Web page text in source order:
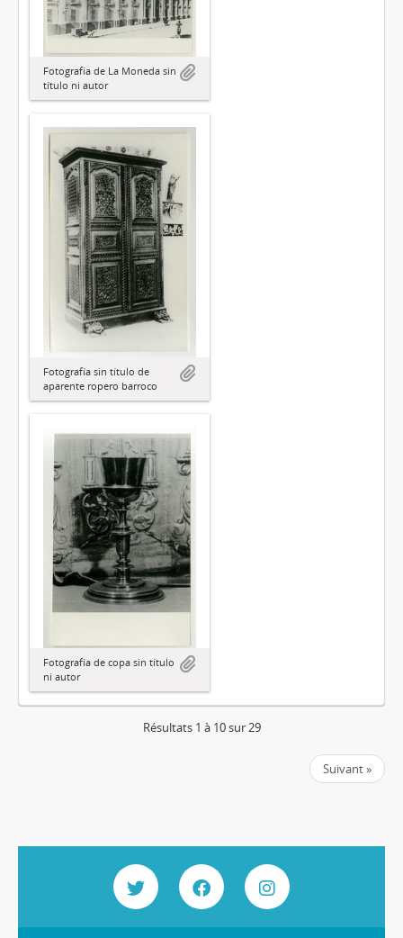
Fotografía de La Moneda sin
título ni autor
Fotografía sin título de
aparente ropero barroco
Fotografía de copa sin título
ni autor
Résultats 1 à 10 sur 29
Suivant »